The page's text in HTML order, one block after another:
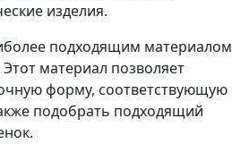
изделия.
подходящим материалом
материал позволяет
форму, соответствующую
подобрать подходящий